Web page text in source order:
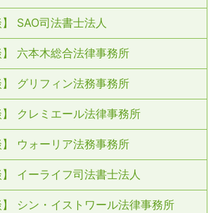
】 SAO司法書士法人
】 六本木総合法律事務所
】 グリフィン法務事務所
】 クレミエール法律事務所
】 ウォーリア法務事務所
】 イーライフ司法書士法人
】 シン・イストワール法律事務所